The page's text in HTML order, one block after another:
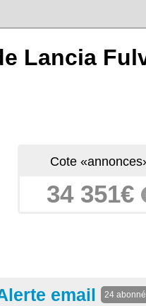
Lancia
Cote
34 351€
email 24